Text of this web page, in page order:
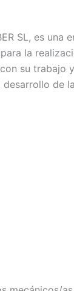
SL, es
la
su trabajo
de